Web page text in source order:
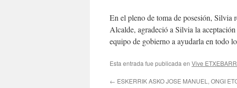
En el pleno de toma de posesión,
Alcalde, agradeció a Silvia la
equipo de gobierno a ayudarla en todo
Esta entrada fue publicada en Vive
← ESKERRIK ASKO JOSE MANUEL, ONGI